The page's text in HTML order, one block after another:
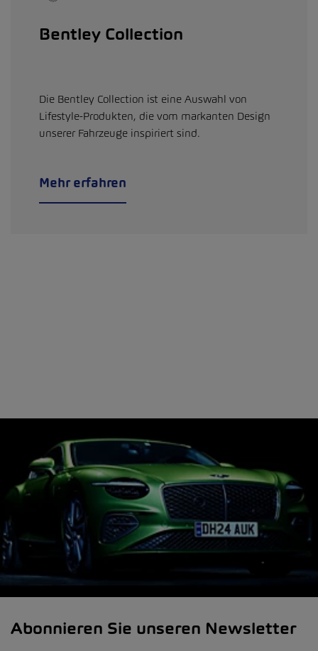
Bentley Collection
Die Bentley Collection ist eine Auswahl von
Lifestyle-Produkten, die vom markanten Design
unserer Fahrzeuge inspiriert sind.
Mehr erfahren
Abonnieren Sie unseren Newsletter